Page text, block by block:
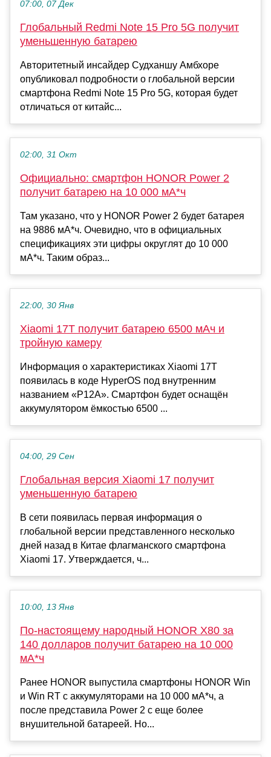
07:00, 07 Дек
Глобальный Redmi Note 15 Pro 5G получит
уменьшенную батарею
Авторитетный инсайдер Судханшу Амбхоре
опубликовал подробности о глобальной версии
смартфона Redmi Note 15 Pro 5G, которая будет
отличаться от китайс...
02:00, 31 Окт
Официально: смартфон HONOR Power 2
получит батарею на 10 000 мА*ч
Там указано, что у HONOR Power 2 будет батарея
на 9886 мА*ч. Очевидно, что в официальных
спецификациях эти цифры округлят до 10 000
мА*ч. Таким образ...
22:00, 30 Янв
Xiaomi 17T получит батарею 6500 мАч и
тройную камеру
Информация о характеристиках Xiaomi 17T
появилась в коде HyperOS под внутренним
названием «P12A». Смартфон будет оснащён
аккумулятором ёмкостью 6500 ...
04:00, 29 Сен
Глобальная версия Xiaomi 17 получит
уменьшенную батарею
В сети появилась первая информация о
глобальной версии представленного несколько
дней назад в Китае флагманского смартфона
Xiaomi 17. Утверждается, ч...
10:00, 13 Янв
По-настоящему народный HONOR X80 за
140 долларов получит батарею на 10 000
мА*ч
Ранее HONOR выпустила смартфоны HONOR Win
и Win RT с аккумуляторами на 10 000 мА*ч, а
после представила Power 2 с еще более
внушительной батареей. Но...